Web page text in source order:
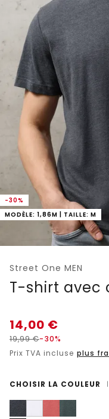
-30%
MODÈLE: 1,86M | TAILLE: M
Street One MEN
T-shirt avec
14,00 €
19,99€-30%
Prix TVA incluse plus
CHOISIR LA COULEUR |